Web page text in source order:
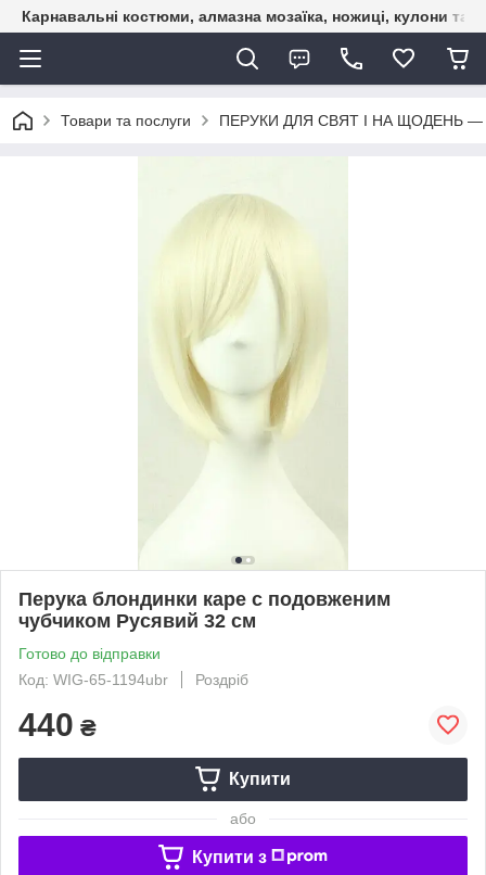
Карнавальні костюми, алмазна мозаїка, ножиці, кулони та
Товари та послуги ПЕРУКИ ДЛЯ СВЯТ І НА ЩОДЕНЬ —
Перука блондинки каре c подовженим
чубчиком Русявий 32 см
Готово до відправки
Код: WIG-65-1194ubr
Роздріб
440 ₴
Купити
або
Купити з